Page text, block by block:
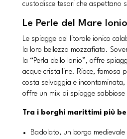
custodisce tesori che aspettano
Le Perle del Mare Ionio
Le spiagge del litorale ionico
la loro bellezza mozzafiato.
la “Perla dello Ionio”, offre
acque cristalline. Riace, famosa
costa selvaggia e incontaminata,
offre un mix di spiagge sabbiose
Tra i borghi marittimi più
Badolato, un borgo medievale